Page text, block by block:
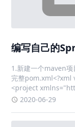
编写自己的
1.新建一个maven
完整pom.xml<?xml
<project
2020-06-29